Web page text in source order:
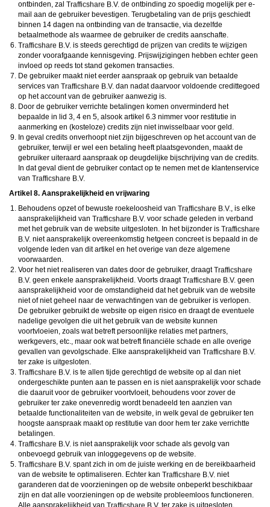
ontbinden, zal
de ontbinding zo spoedig mogelijk per e-
mail aan de gebruiker bevestigen. Terugbetaling van de prijs geschiedt
binnen 14 dagen na ontbinding van de transactie, via dezelfde
betaalmethode als waarmee de gebruiker de credits aanschafte.
is steeds gerechtigd de prijzen van credits te wijzigen
zonder voorafgaande kennisgeving. Prijswijzigingen hebben echter geen
invloed op reeds tot stand gekomen transacties.
De gebruiker maakt niet eerder aanspraak op gebruik van betaalde
services van
dan nadat daarvoor voldoende credittegoed
op het account van de gebruiker aanwezig is.
Door de gebruiker verrichte betalingen komen onverminderd het
bepaalde in lid 3, 4 en 5, alsook artikel 6.3 nimmer voor restitutie in
aanmerking en (kosteloze) credits zijn niet inwisselbaar voor geld.
In geval credits onverhoopt niet zijn bijgeschreven op het account van de
gebruiker, terwijl er wel een betaling heeft plaatsgevonden, maakt de
gebruiker uiteraard aanspraak op deugdelijke bijschrijving van de credits.
In dat geval dient de gebruiker contact op te nemen met de klantenservice
van
Artikel 8. Aansprakelijkheid en vrijwaring
Behoudens opzet of bewuste roekeloosheid van
, is elke
aansprakelijkheid van
voor schade geleden in verband
met het gebruik van de website uitgesloten. In het bijzonder is
niet aansprakelijk overeenkomstig hetgeen concreet is bepaald in de
volgende leden van dit artikel en het overige van deze algemene
voorwaarden.
Voor het niet realiseren van dates door de gebruiker, draagt
geen enkele aansprakelijkheid. Voorts draagt
geen
aansprakelijkheid voor de omstandigheid dat het gebruik van de website
niet of niet geheel naar de verwachtingen van de gebruiker is verlopen.
De gebruiker gebruikt de website op eigen risico en draagt de eventuele
nadelige gevolgen die uit het gebruik van de website kunnen
voortvloeien, zoals wat betreft persoonlijke relaties met partners,
werkgevers, etc., maar ook wat betreft financiële schade en alle overige
gevallen van gevolgschade. Elke aansprakelijkheid van
ter zake is uitgesloten.
is te allen tijde gerechtigd de website op al dan niet
ondergeschikte punten aan te passen en is niet aansprakelijk voor schade
die daaruit voor de gebruiker voortvloeit, behoudens voor zover de
gebruiker ter zake onevenredig wordt benadeeld ten aanzien van
betaalde functionaliteiten van de website, in welk geval de gebruiker ten
hoogste aanspraak maakt op restitutie van door hem ter zake verrichtte
betalingen.
is niet aansprakelijk voor schade als gevolg van
onbevoegd gebruik van inloggegevens op de website.
spant zich in om de juiste werking en de bereikbaarheid
van de website te optimaliseren. Echter kan
niet
garanderen dat de voorzieningen op de website onbeperkt beschikbaar
zijn en dat alle voorzieningen op de website probleemloos functioneren.
Alle aansprakelijkheid van
ter zake is uitgesloten.